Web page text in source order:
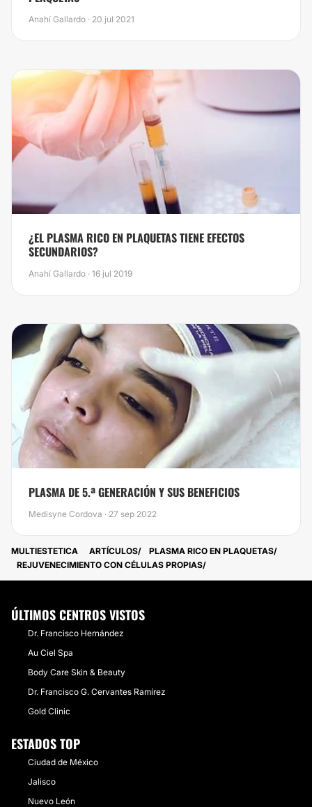
Anahí Gallardo · 20 jul 2021
¿​EL PLASMA RICO EN PLAQUETAS TIENE EFECTOS
SECUNDARIOS?
Anahí Gallardo · 16 jul 2019
PLASMA DE 5.ª GENERACIÓN Y SUS BENEFICIOS
Medisyne Cordova · 27 sep 2022
MULTIESTETICA ARTÍCULOS
PLASMA RICO EN PLAQUETAS
REJUVENECIMIENTO CON CÉLULAS PROPIAS
ÚLTIMOS CENTROS VISTOS
Dr. Francisco Hernández
Au Ciel Spa
Body Care Skin & Beauty
Dr. Francisco G. Cervantes Ramírez
Gold Clinic
ESTADOS TOP
Ciudad de México
Jalisco
Nuevo León